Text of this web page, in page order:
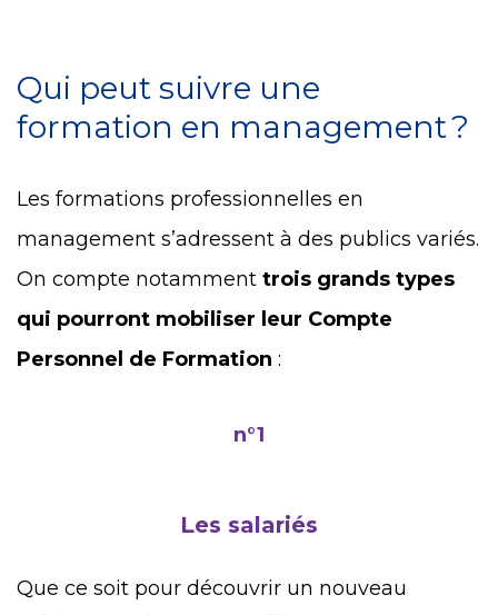
Qui peut suivre une
formation en management ?
Les formations professionnelles en
management s’adressent à des publics variés.
On compte notamment trois grands types
qui pourront mobiliser leur Compte
Personnel de Formation :
n°1
Les salariés
Que ce soit pour découvrir un nouveau